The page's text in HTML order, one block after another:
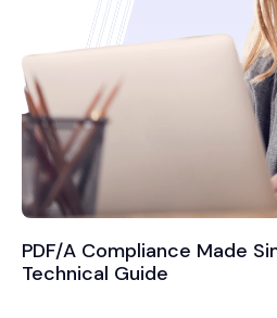
PDF/A Compliance Made
Technical Guide